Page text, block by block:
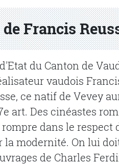
de Francis
du Canton de
vaudois
ce natif de Vevey
art. Des cinéastes
dans le
modernité. On lui
de Charles